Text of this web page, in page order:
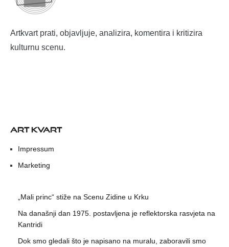
Artkvart prati, objavljuje, analizira, komentira i kritizira
kulturnu scenu.
ART KVART
Impressum
Marketing
„Mali princ“ stiže na Scenu Zidine u Krku
Na današnji dan 1975. postavljena je reflektorska rasvjeta na
Kantridi
Dok smo gledali što je napisano na muralu, zaboravili smo